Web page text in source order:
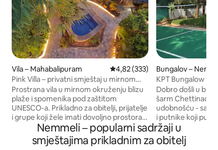
Vila – Mahabalipuram Prosječna ocjena: 4,82/5,
4,82 (333)
Pink Villa – privatni smještaj u mirnom
okruženju u blizini plaže
Prostrana vila u mirnom okruženju blizu
plaže i spomenika pod zaštitom
UNESCO-a. Prikladno za obitelji, prijatelje
i grupe koji žele imati dovoljno prostora,
uživati u povjetarcu i opuštenoj
atmosferi. • 4 klimatizirane spavaće sobe
s privatnim kupaonicama • Dostupni su
Bungalov –
KPT Bungalow
Dobro došli u
šarm Chettinada
udobnošću -
i putnike koji putuju sami. U
navedene neke
našeg smještaja, • Bazen: savršen za
vrućinu tijekom ljeta. •
Nemmeli – popularni sadržaji u
smještajima prikladnim za obitelj